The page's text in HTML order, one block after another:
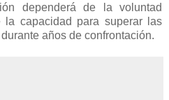
dependerá de la voluntad
capacidad para superar las
años de confrontación.